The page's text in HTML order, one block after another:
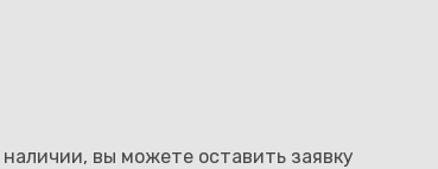
вы можете оставить заявку